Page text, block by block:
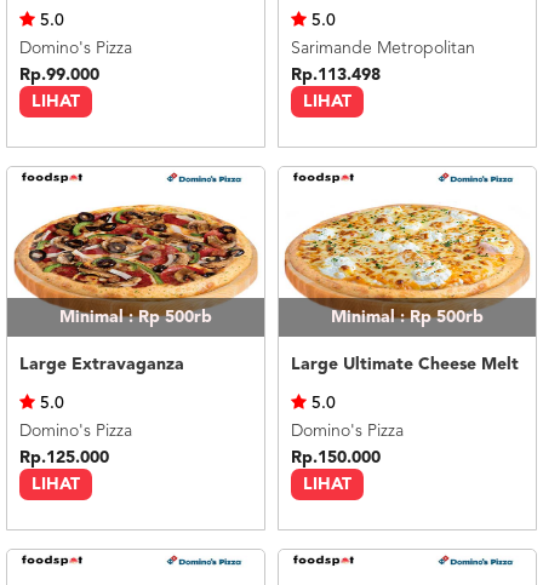
LIHAT
5.0
Domino's Pizza
Rp.99.000
LIHAT
5.0
Sarimande Metropolitan
Rp.113.498
Minimal : Rp 500rb
Large Extravaganza
LIHAT
5.0
Domino's Pizza
Rp.125.000
Minimal : Rp 500rb
Large Ultimate Cheese Melt
LIHAT
5.0
Domino's Pizza
Rp.150.000